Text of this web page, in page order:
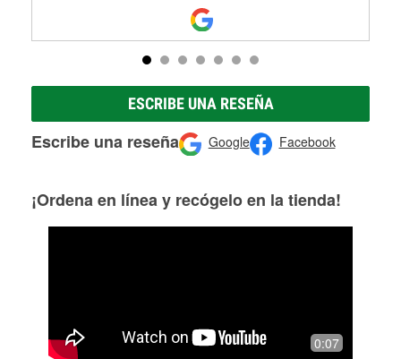
ESCRIBE UNA RESEÑA
Escribe una reseña Google Facebook
¡Ordena en línea y recógelo en la tienda!
0:07